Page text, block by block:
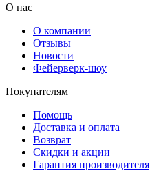
О нас
О компании
Отзывы
Новости
Фейерверк-шоу
Покупателям
Помощь
Доставка и оплата
Возврат
Скидки и акции
Гарантия производителя